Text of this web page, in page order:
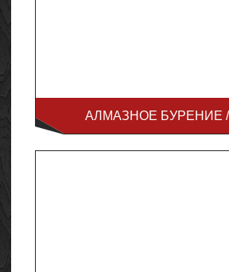
АЛМАЗНОЕ БУРЕНИЕ /